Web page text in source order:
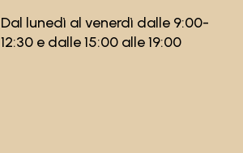
Dal lunedì al venerdì dalle 9:00-
12:30 e dalle 15:00 alle 19:00